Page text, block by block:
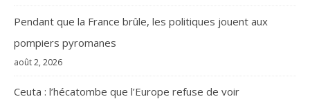
Pendant que la France brûle, les politiques jouent aux
pompiers pyromanes
août 2, 2026
Ceuta : l’hécatombe que l’Europe refuse de voir